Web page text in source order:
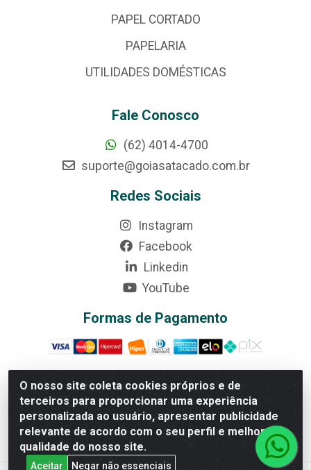
O nosso site coleta cookies próprios e de
terceiros para proporcionar uma experiência
personalizada ao usuário, apresentar publicidade
relevante de acordo com o seu perfil e melhorar a
qualidade do nosso site.
Aceitar Negar não essenciais
PAPEL CORTADO
PAPELARIA
UTILIDADES DOMÉSTICAS
Fale Conosco
(62) 4014-4700
suporte@goiasatacado.com.br
Redes Sociais
Instagram
Facebook
Linkedin
YouTube
Formas de Pagamento
Rede Brasil - Avenida Universitária, nº 3860, Jardim das
Américas II Etapa - Anápolis/GO - CEP 75070-415 - CNPJ
07.728.073/0002-24